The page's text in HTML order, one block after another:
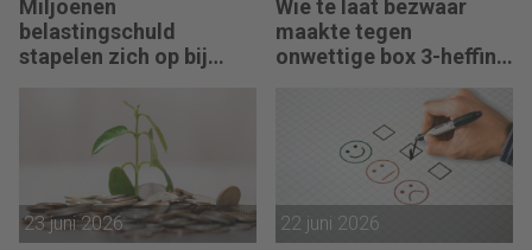
Miljoenen
belastingschuld
stapelen zich op bij
Wie te laat bezwaar
maakte tegen
onwettige box 3-heffing
23 juni 2026 22 juni 2026